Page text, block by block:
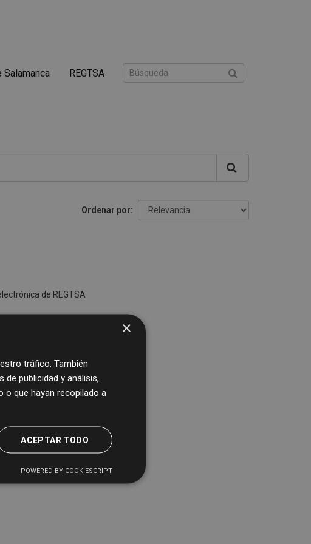
Salamanca REGTSA
Ordenar por
de REGTSA
×
tráfico. También
publicidad y análisis,
o que hayan recopilado a
ACEPTAR TODO
POWERED BY COOKIESCRIPT